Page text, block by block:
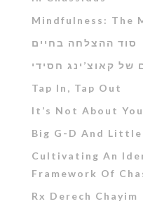
Mindfulness: The
סוד ההצלחה בחיים
של קאוצ’ינג חסידי
Tap In, Tap Out
It’s Not About You
Big G-D And Little
Cultivating An
Framework Of
Rx Derech Chayim